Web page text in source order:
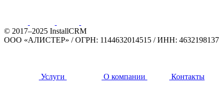
© 2017–2025 InstallCRM
ООО «АЛИСТЕР» /ОГРН: 1144632014515 /ИНН: 4632198137
Услуги О компании Контакты